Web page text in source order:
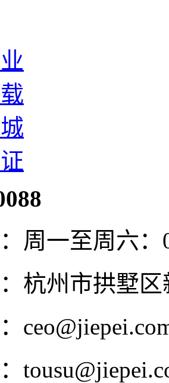
周一至周六：
杭州市拱墅